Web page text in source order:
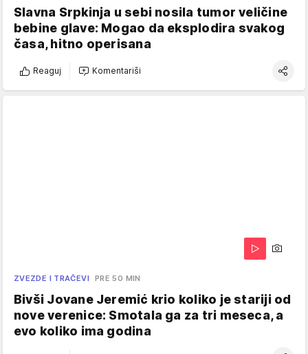
Slavna Srpkinja u sebi nosila tumor veličine
bebine glave: Mogao da eksplodira svakog
časa, hitno operisana
Reaguj Komentariši
ZVEZDE I TRAČEVI PRE 50 MIN
Bivši Jovane Jeremić krio koliko je stariji od
nove verenice: Smotala ga za tri meseca, a
evo koliko ima godina